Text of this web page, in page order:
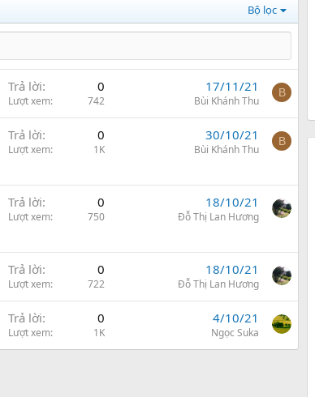
Bộ lọc
Trả lời 0
Lượt xem 742
17/11/21
Bùi Khánh Thu
B
Trả lời 0
Lượt xem 1K
30/10/21
Bùi Khánh Thu
B
Trả lời 0
Lượt xem 750
18/10/21
Đỗ Thị Lan Hương
Trả lời 0
Lượt xem 722
18/10/21
Đỗ Thị Lan Hương
Trả lời 0
Lượt xem 1K
4/10/21
Ngọc Suka